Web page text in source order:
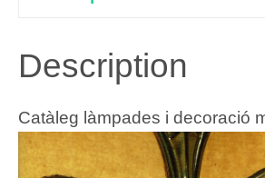
Description
Catàleg làmpades i decoració